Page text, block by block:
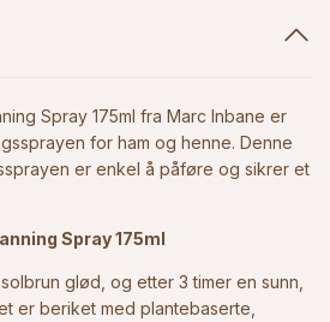
Spray 175ml fra Marc Inbane er
for ham og henne. Denne
er enkel å påføre og sikrer et
Spray 175ml
glød, og etter 3 timer en sunn,
er beriket med plantebaserte,